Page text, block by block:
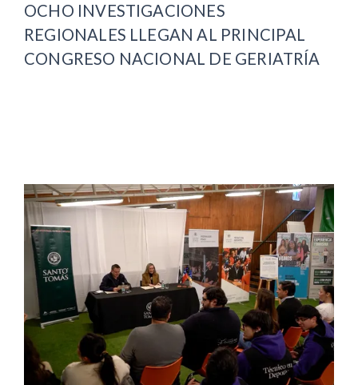
OCHO INVESTIGACIONES
REGIONALES LLEGAN AL PRINCIPAL
CONGRESO NACIONAL DE GERIATRÍA